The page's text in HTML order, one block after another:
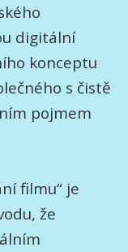
digitální
konceptu
s čistě
pojmem
filmu“ je
že